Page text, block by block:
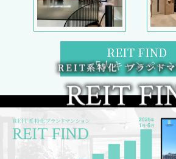
REIT FIND
5大キャンペー